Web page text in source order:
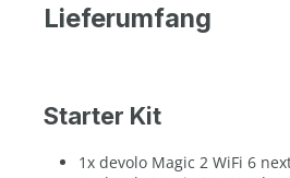
Lieferumfang
Starter Kit
1x devolo Magic 2 WiFi 6